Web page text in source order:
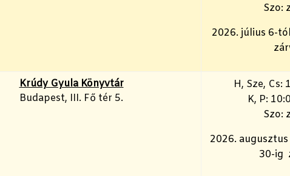
Szo:
2026. július 6-
Krúdy Gyula Könyvtár
Budapest, III. Fő tér 5.
H, Sze, Cs:
K, P:
Szo:
2026.
30-ig